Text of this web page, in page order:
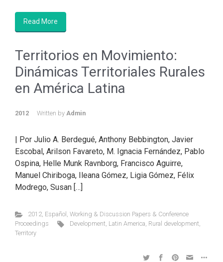
Read More
Territorios en Movimiento:
Dinámicas Territoriales Rurales
en América Latina
2012 Written by Admin
| Por Julio A. Berdegué, Anthony Bebbington, Javier
Escobal, Arilson Favareto, M. Ignacia Fernández, Pablo
Ospina, Helle Munk Ravnborg, Francisco Aguirre,
Manuel Chiriboga, Ileana Gómez, Ligia Gómez, Félix
Modrego, Susan […]
2012, Español , Working & Discussion Papers & Conference
Proceedings
Development, Latin America, Rural development,
Territory